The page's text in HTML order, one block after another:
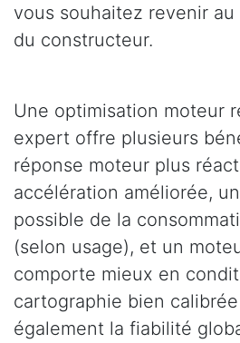
vous souhaitez revenir au
du constructeur.
Une optimisation moteur
expert offre plusieurs
réponse moteur plus
accélération améliorée,
possible de la
(selon usage), et un
comporte mieux en
cartographie bien
également la fiabilité